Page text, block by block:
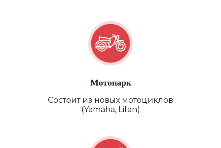
Мотопарк
Состоит из новых мотоциклов
(Yamaha, Lifan)